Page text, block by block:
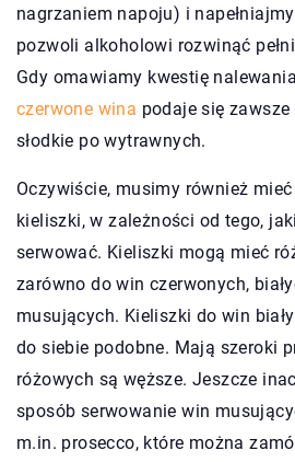
nagrzaniem napoju) i
pozwoli alkoholowi rozwinąć
Gdy omawiamy kwestię
czerwone wina podaje się
słodkie po wytrawnych.
Oczywiście, musimy również
kieliszki, w zależności od tego,
serwować. Kieliszki mogą mieć
zarówno do win czerwonych,
musujących. Kieliszki do win
do siebie podobne. Mają szeroki
różowych są węższe. Jeszcze
sposób serwowanie win
m.in. prosecco, które można